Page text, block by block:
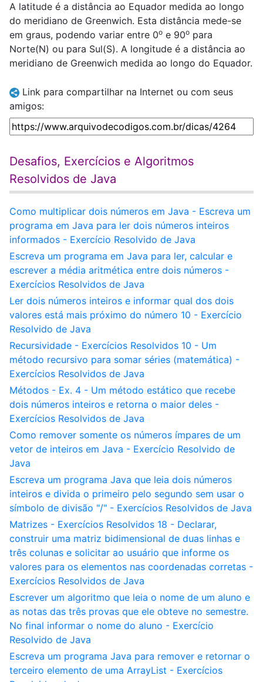
A latitude é a distância ao Equador medida ao longo
do meridiano de Greenwich. Esta distância mede-se
em graus, podendo variar entre 0o e 90o para
Norte(N) ou para Sul(S). A longitude é a distância ao
meridiano de Greenwich medida ao longo do Equador.
Link para compartilhar na Internet ou com seus
amigos:
Desafios, Exercícios e Algoritmos
Resolvidos de Java
Como multiplicar dois números em Java - Escreva um
programa em Java para ler dois números inteiros
informados - Exercício Resolvido de Java
Escreva um programa em Java para ler, calcular e
escrever a média aritmética entre dois números -
Exercícios Resolvidos de Java
Ler dois números inteiros e informar qual dos dois
valores está mais próximo do número 10 - Exercício
Resolvido de Java
Recursividade - Exercícios Resolvidos 10 - Um
método recursivo para somar séries (matemática) -
Exercícios Resolvidos de Java
Métodos - Ex. 4 - Um método estático que recebe
dois números inteiros e retorna o maior deles -
Exercícios Resolvidos de Java
Como remover somente os números ímpares de um
vetor de inteiros em Java - Exercício Resolvido de
Java
Escreva um programa Java que leia dois números
inteiros e divida o primeiro pelo segundo sem usar o
símbolo de divisão "/" - Exercícios Resolvidos de Java
Matrizes - Exercícios Resolvidos 18 - Declarar,
construir uma matriz bidimensional de duas linhas e
três colunas e solicitar ao usuário que informe os
valores para os elementos nas coordenadas corretas -
Exercícios Resolvidos de Java
Escrever um algoritmo que leia o nome de um aluno e
as notas das três provas que ele obteve no semestre.
No final informar o nome do aluno - Exercício
Resolvido de Java
Escreva um programa Java para remover e retornar o
terceiro elemento de uma ArrayList - Exercícios